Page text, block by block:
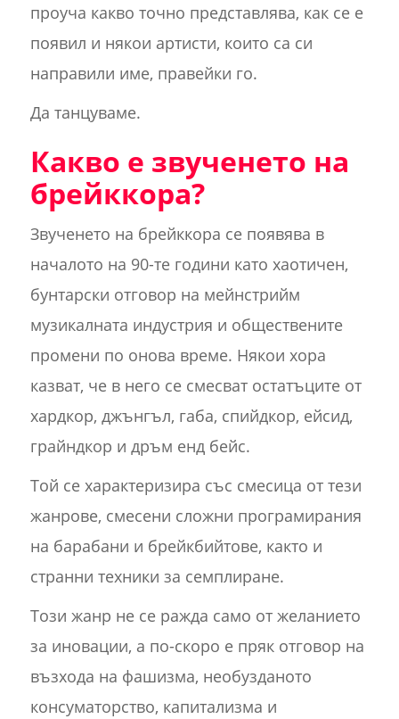
проуча какво точно представлява, как се е
появил и някои артисти, които са си
направили име, правейки го.
Да танцуваме.
Какво е звученето на
брейккора?
Звученето на брейккора се появява в
началото на 90-те години като хаотичен,
бунтарски отговор на мейнстрийм
музикалната индустрия и обществените
промени по онова време. Някои хора
казват, че в него се смесват остатъците от
хардкор, джънгъл, габа, спийдкор, ейсид,
грайндкор и дръм енд бейс.
Той се характеризира със смесица от тези
жанрове, смесени сложни програмирания
на барабани и брейкбийтове, както и
странни техники за семплиране.
Този жанр не се ражда само от желанието
за иновации, а по-скоро е пряк отговор на
възхода на фашизма, необузданото
консуматорство, капитализма и